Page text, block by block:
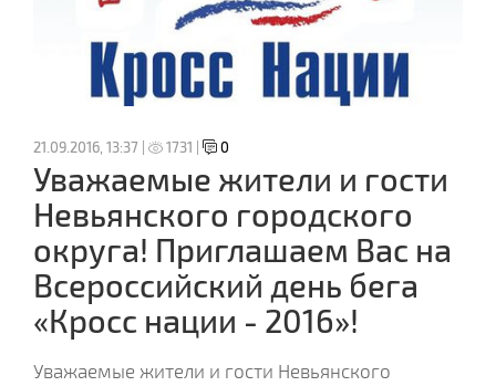
21.09.2016, 13:37 | 1731 | 0
Уважаемые жители и гости
Невьянского городского
округа! Приглашаем Вас на
Всероссийский день бега
«Кросс нации - 2016»!
Уважаемые жители и гости Невьянского